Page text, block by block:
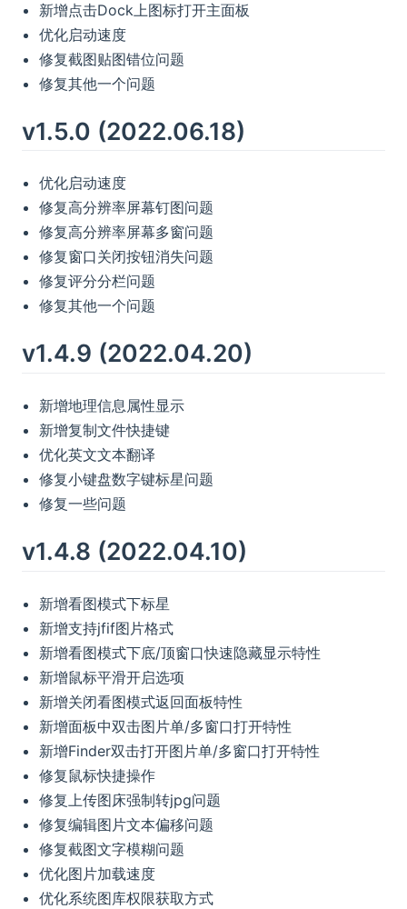
新增点击Dock上图标打开主面板
优化启动速度
修复截图贴图错位问题
修复其他一个问题
v1.5.0 (2022.06.18)
优化启动速度
修复高分辨率屏幕钉图问题
修复高分辨率屏幕多窗问题
修复窗口关闭按钮消失问题
修复评分分栏问题
修复其他一个问题
v1.4.9 (2022.04.20)
新增地理信息属性显示
新增复制文件快捷键
优化英文文本翻译
修复小键盘数字键标星问题
修复一些问题
v1.4.8 (2022.04.10)
新增看图模式下标星
新增支持jfif图片格式
新增看图模式下底/顶窗口快速隐藏显示特性
新增鼠标平滑开启选项
新增关闭看图模式返回面板特性
新增面板中双击图片单/多窗口打开特性
新增Finder双击打开图片单/多窗口打开特性
修复鼠标快捷操作
修复上传图床强制转jpg问题
修复编辑图片文本偏移问题
修复截图文字模糊问题
优化图片加载速度
优化系统图库权限获取方式